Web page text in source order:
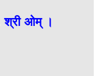
ओम् ।